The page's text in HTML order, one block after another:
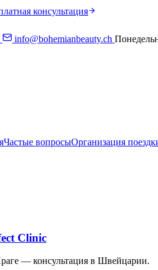
консультация
info@bohemianbeauty.ch
Частые вопросыОрганизация
Clinic
— консультация в Швейцарии.